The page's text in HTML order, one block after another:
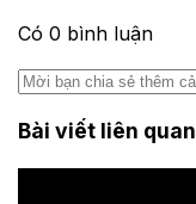
Có 0 bình luận
Bài viết liên quan